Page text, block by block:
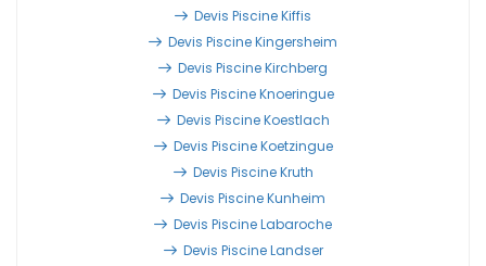
Devis Piscine Kiffis
Devis Piscine Kingersheim
Devis Piscine Kirchberg
Devis Piscine Knoeringue
Devis Piscine Koestlach
Devis Piscine Koetzingue
Devis Piscine Kruth
Devis Piscine Kunheim
Devis Piscine Labaroche
Devis Piscine Landser